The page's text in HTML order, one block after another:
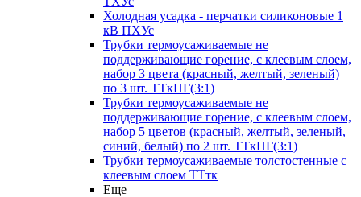
Холодная усадка - перчатки силиконовые 1
кВ ПХУс
Трубки термоусаживаемые не
поддерживающие горение, с клеевым слоем,
набор 3 цвета (красный, желтый, зеленый)
по 3 шт. ТТкНГ(3:1)
Трубки термоусаживаемые не
поддерживающие горение, с клеевым слоем,
набор 5 цветов (красный, желтый, зеленый,
синий, белый) по 2 шт. ТТкНГ(3:1)
Трубки термоусаживаемые толстостенные с
клеевым слоем ТТтк
Еще